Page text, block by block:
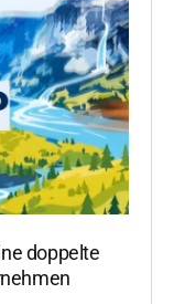
doppelte